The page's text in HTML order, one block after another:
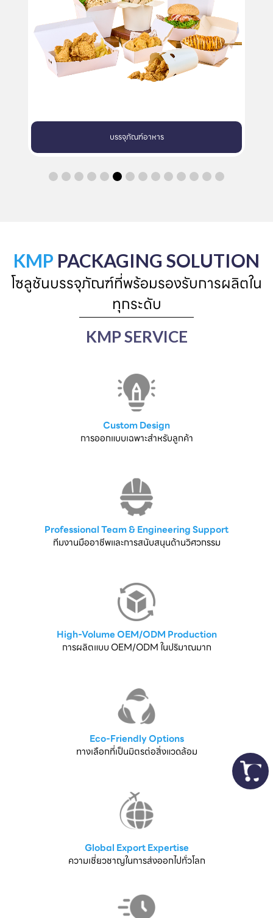
บรรจุภัณฑ์อาหาร
KMP PACKAGING SOLUTION
โซลูชันบรรจุภัณฑ์ที่พร้อมรองรับการผลิตใน
ทุกระดับ
KMP SERVICE
Custom Design
การออกแบบเฉพาะสำหรับลูกค้า
Professional Team & Engineering Support
ทีมงานมืออาชีพและการสนับสนุนด้านวิศวกรรม
High-Volume OEM/ODM Production
การผลิตแบบ OEM/ODM ในปริมาณมาก
Eco-Friendly Options
ทางเลือกที่เป็นมิตรต่อสิ่งแวดล้อม
Global Export Expertise
ความเชี่ยวชาญในการส่งออกไปทั่วโลก